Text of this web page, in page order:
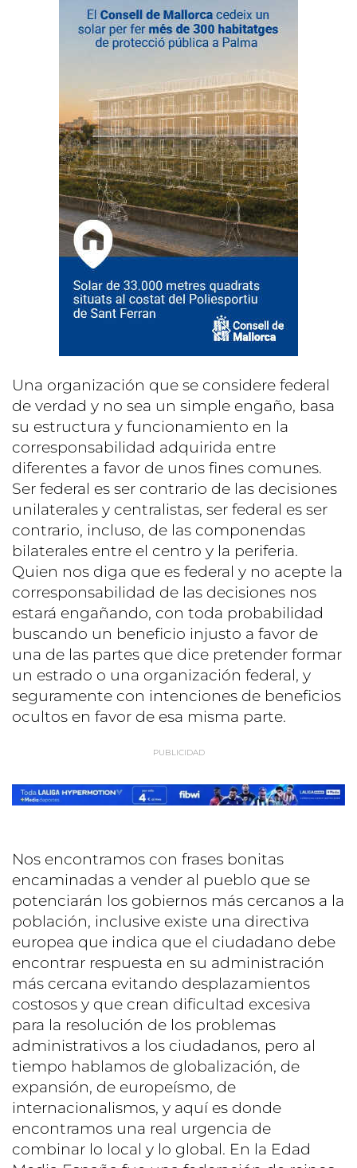
Una organización que se considere federal
de verdad y no sea un simple engaño, basa
su estructura y funcionamiento en la
corresponsabilidad adquirida entre
diferentes a favor de unos fines comunes.
Ser federal es ser contrario de las decisiones
unilaterales y centralistas, ser federal es ser
contrario, incluso, de las componendas
bilaterales entre el centro y la periferia.
Quien nos diga que es federal y no acepte la
corresponsabilidad de las decisiones nos
estará engañando, con toda probabilidad
buscando un beneficio injusto a favor de
una de las partes que dice pretender formar
un estrado o una organización federal, y
seguramente con intenciones de beneficios
ocultos en favor de esa misma parte.
Nos encontramos con frases bonitas
encaminadas a vender al pueblo que se
potenciarán los gobiernos más cercanos a la
población, inclusive existe una directiva
europea que indica que el ciudadano debe
encontrar respuesta en su administración
más cercana evitando desplazamientos
costosos y que crean dificultad excesiva
para la resolución de los problemas
administrativos a los ciudadanos, pero al
tiempo hablamos de globalización, de
expansión, de europeísmo, de
internacionalismos, y aquí es donde
encontramos una real urgencia de
combinar lo local y lo global. En la Edad